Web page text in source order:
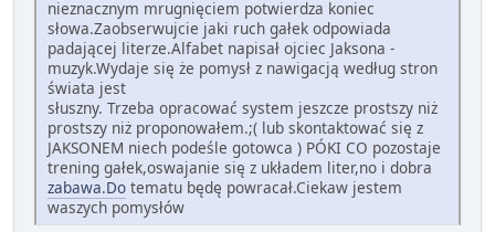
nieznacznym mrugnięciem potwierdza koniec
słowa.Zaobserwujcie jaki ruch gałek odpowiada
padającej literze.Alfabet napisał ojciec Jaksona -
muzyk.Wydaje się że pomysł z nawigacją według stron
świata jest
słuszny. Trzeba opracować system jeszcze prostszy niż
prostszy niż proponowałem.;( lub skontaktować się z
JAKSONEM niech podeśle gotowca ) PÓKI CO pozostaje
trening gałek,oswajanie się z układem liter,no i dobra
zabawa.Do tematu będę powracał.Ciekaw jestem
waszych pomysłów